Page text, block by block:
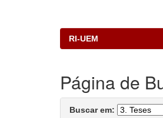
RI-UEM
Página de
Buscar em: